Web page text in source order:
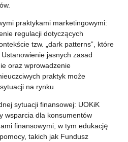
praktykami marketingowymi:
regulacji dotyczących
tzw. „dark patterns”, które
jasnych zasad
oraz wprowadzenie
praktyk może
na rynku.
sytuacji finansowej: UOKiK
wsparcia dla konsumentów
finansowymi, w tym edukację
takich jak Fundusz